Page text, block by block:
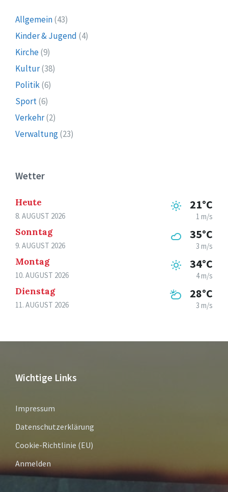
Allgemein(43)
Kinder & Jugend (4)
Kirche(9)
Kultur(38)
Politik(6)
Sport(6)
Verkehr(2)
Verwaltung(23)
Wetter
Heute
8. AUGUST 2026
21°C
1 m/s
Sonntag
9. AUGUST 2026
35°C
3 m/s
Montag
10. AUGUST 2026
34°C
4 m/s
Dienstag
11. AUGUST 2026
28°C
3 m/s
Wichtige Links
Impressum
Datenschutzerklärung
Cookie-Richtlinie (EU)
Anmelden